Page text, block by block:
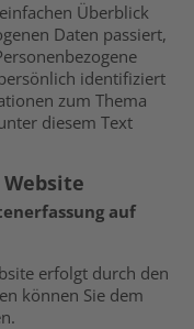
Überblick
Daten passiert,
identifiziert
zum Thema
diesem Text
auf
erfolgt durch den
können Sie dem